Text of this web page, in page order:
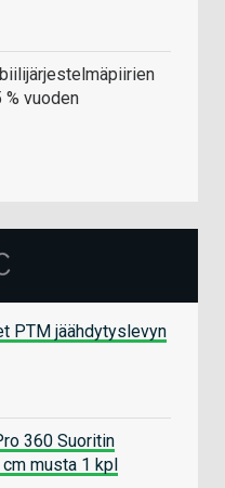
vuoden
PTM jäähdytyslevyn
360 Suoritin
musta 1 kpl